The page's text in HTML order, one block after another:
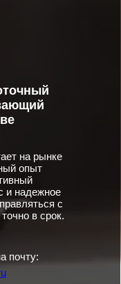
почту:
на рынке
опыт
и надежное
с
в срок.